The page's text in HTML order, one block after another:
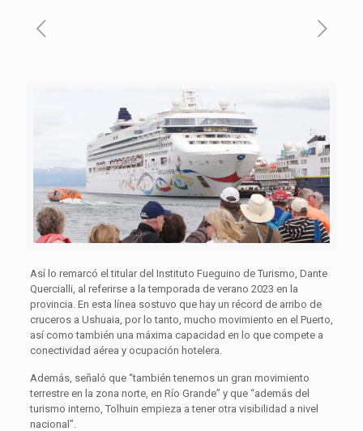
Así lo remarcó el titular del Instituto Fueguino de Turismo, Dante
Quercialli, al referirse a la temporada de verano 2023 en la
provincia. En esta línea sostuvo que hay un récord de arribo de
cruceros a Ushuaia, por lo tanto, mucho movimiento en el Puerto,
así como también una máxima capacidad en lo que compete a
conectividad aérea y ocupación hotelera.
Además, señaló que “también tenemos un gran movimiento
terrestre en la zona norte, en Río Grande” y que “además del
turismo interno, Tolhuin empieza a tener otra visibilidad a nivel
nacional”.